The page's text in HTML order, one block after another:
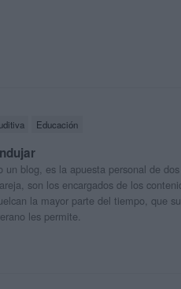
Educación
un blog, es la apuesta personal de
son los encargados de los
la mayor parte del tiempo, que
les permite.